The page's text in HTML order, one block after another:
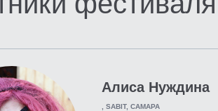
Алиса Нуждина
, SABIT, САМАРА